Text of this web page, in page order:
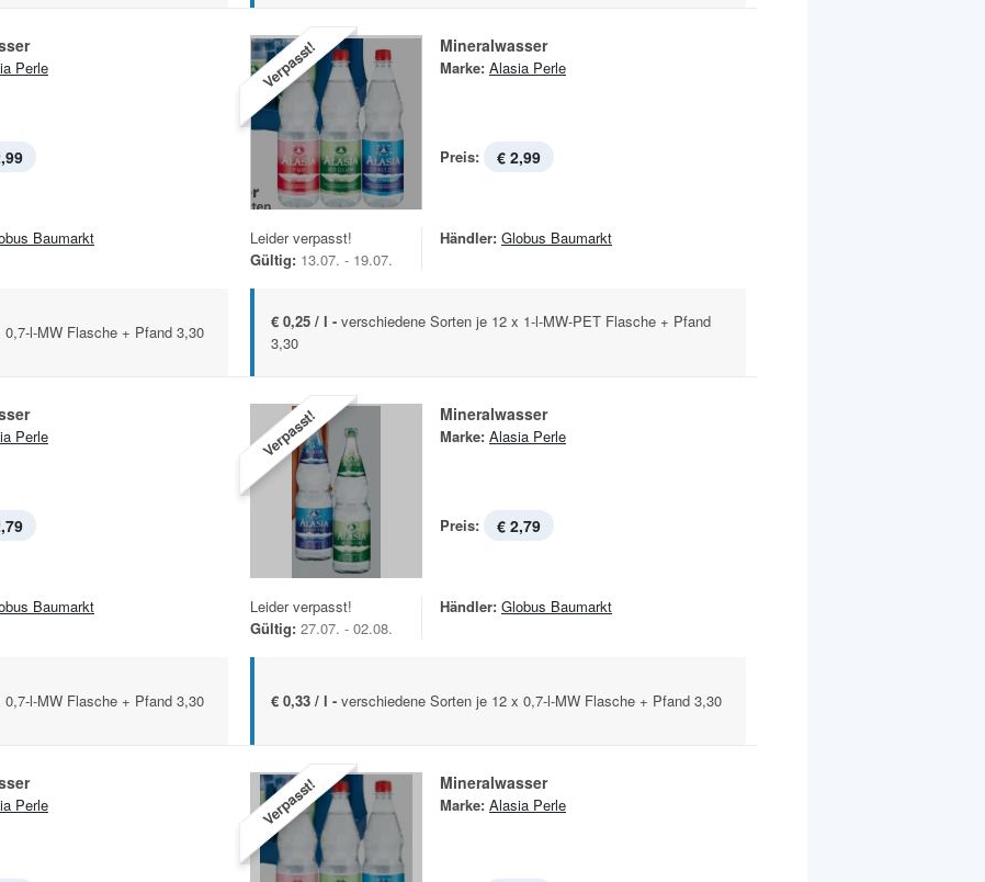
Perle
Baumarkt
l-MW Flasche + Pfand 3,30
Verpasst! Mineralwasser
Marke: Alasia Perle
Preis: € 2,99
Leider verpasst!
Gültig: 13.07. - 19.07.
Händler: Globus Baumarkt
€ 0,25 / l - verschiedene Sorten je 12 x 1-l-MW-PET Flasche + Pfand
3,30
Perle
Baumarkt
l-MW Flasche + Pfand 3,30
Verpasst! Mineralwasser
Marke: Alasia Perle
Preis: € 2,79
Leider verpasst!
Gültig: 27.07. - 02.08.
Händler: Globus Baumarkt
€ 0,33 / l - verschiedene Sorten je 12 x 0,7-l-MW Flasche + Pfand 3,30
Perle Verpasst! Mineralwasser
Marke: Alasia Perle